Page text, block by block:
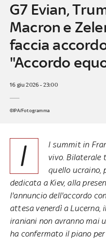
G7 Evian,
Macron e
faccia
"Accordo
16 giu 2026 - 23:00
©IPA/Fotogramma
I
l summit in
vivo. Bilaterale
quello ucraino,
dedicata a Kiev, alla
l'annuncio dell'accordo
attesa venerdì a Lucerna,
iraniani non avranno mai
ha confermato il piano